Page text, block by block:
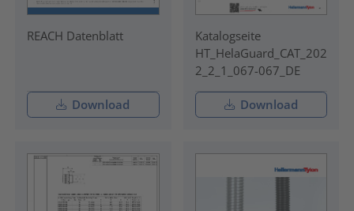
REACH Datenblatt
Download
Katalogseite
HT_HelaGuard_CAT_202
2_2_1_067-067_DE
Download